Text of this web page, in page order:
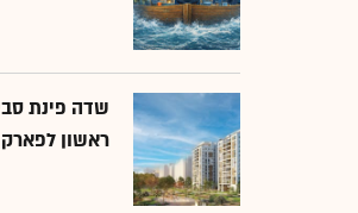
שדה פינת
ראשון לפארק